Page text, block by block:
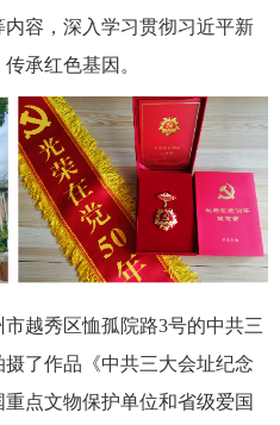
容，深入学习贯彻习近平新
承红色基因。
越秀区恤孤院路3号的中共三
了作品《中共三大会址纪念
点文物保护单位和省级爱国